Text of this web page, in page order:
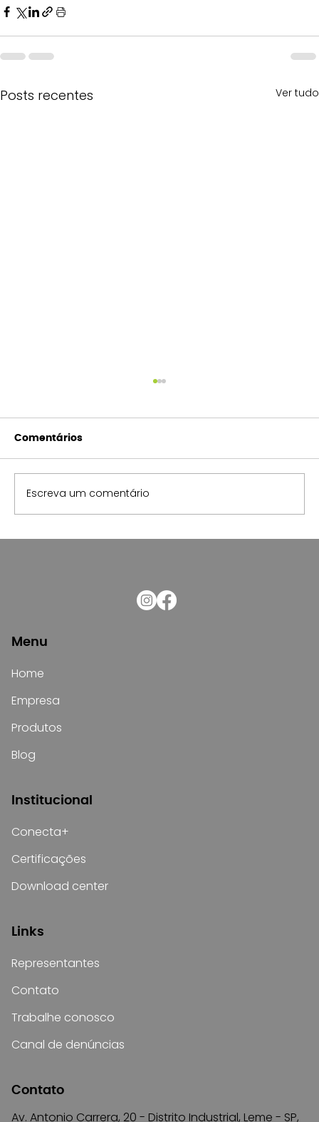
Posts recentes Ver tudo
Comentários
Escreva um comentário
Menu
Home
Empresa
Produtos
Blog
Institucional
Conecta+
Certificações
Download center
Links
Representantes
Contato
Trabalhe conosco
Canal de denúncias
Contato
Av. Antonio Carrera, 20 - Distrito Industrial, Leme - SP,